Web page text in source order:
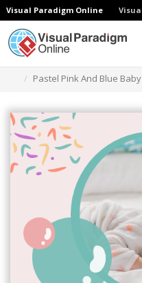
Visual Paradigm Online
Pastel Pink And Blue